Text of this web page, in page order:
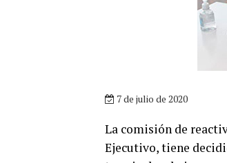
7 de julio de 2020
La comisión de
Ejecutivo, tiene